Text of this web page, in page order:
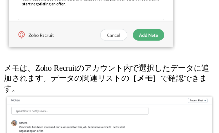
メモは、Zoho Recruitのアカウント内で選択したデータに追
加されます。データの関連リストの ［メモ］ で確認できま
す。